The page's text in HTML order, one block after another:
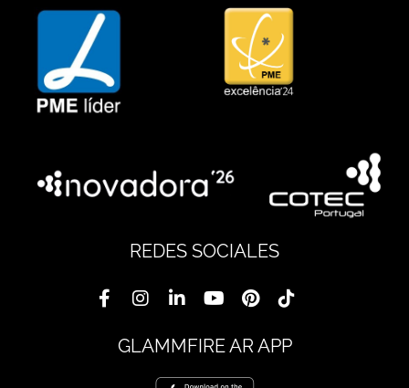
REDES SOCIALES
GLAMMFIRE AR APP